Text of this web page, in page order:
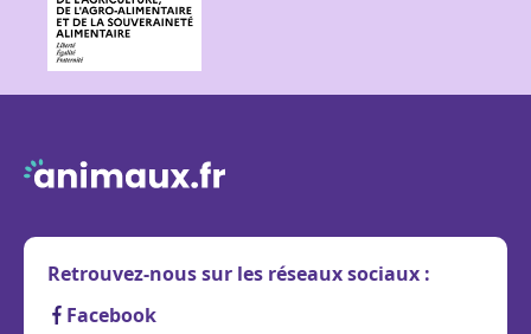
Retrouvez-nous sur les réseaux sociaux :
Facebook